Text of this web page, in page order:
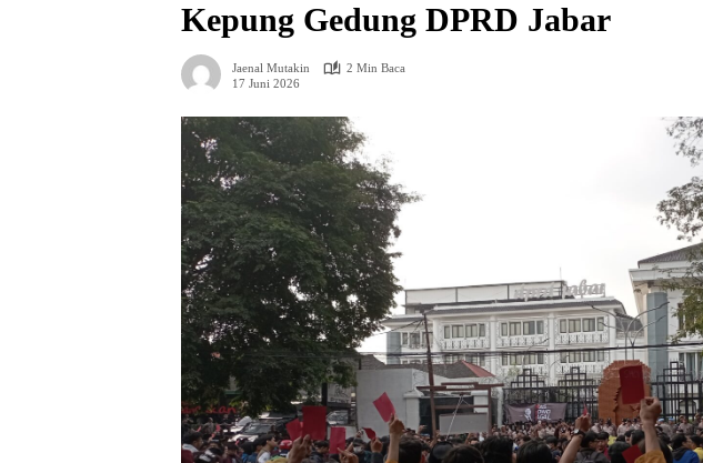
Kepung Gedung DPRD Jabar
Jaenal Mutakin
2 Min Baca
17 Juni 2026